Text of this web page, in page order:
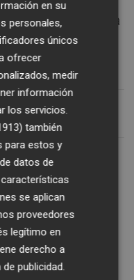
vigilancia
de
en su
personales,
únicos
ofrecer
medir
información
los servicios.
también
para estos y
datos de
se aplican
proveedores
legítimo en
derecho a
publicidad